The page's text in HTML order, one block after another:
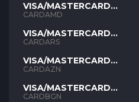
VISA/MASTERCARD
AMD
CARDAMD
VISA/MASTERCARD
ARS
CARDARS
VISA/MASTERCARD
AZN
CARDAZN
VISA/MASTERCARD
BGN
CARDBGN